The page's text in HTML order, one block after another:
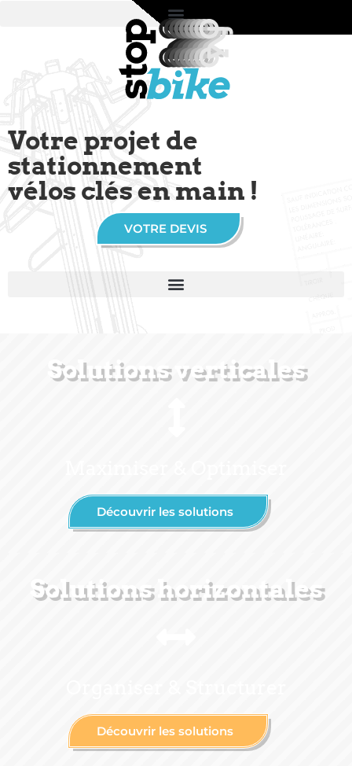
Votre projet de
stationnement
vélos clés en main !
VOTRE DEVIS
Solutions verticales
Découvrir les solutions
Solutions horizontales
Découvrir les solutions